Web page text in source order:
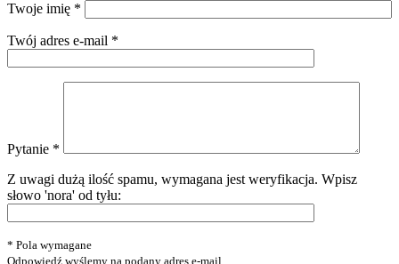
Twoje imię *
Twój adres e-mail *
Pytanie *
Z uwagi dużą ilość spamu, wymagana jest weryfikacja. Wpisz
słowo 'nora' od tyłu:
* Pola wymagane
Odpowiedź wyślemy na podany adres e-mail.